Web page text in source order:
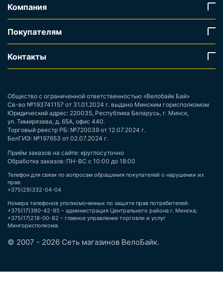
Компания
Покупателям
Контакты
Общество с ограниченной ответственностью «Велобайк Бай»
Св-во №193741157 от 31.01.2024 г. выдано Минским горисполкомом
Юридический адрес: 220035, Республика Беларусь, г. Минск,
ул. Тимирязева, д. 65А, офис 440.
Торговый реестр РБ: №720039 от 12.07.2024 г.
БелГИЭ: №197653 от 02.07.2024 г.
Приём заказов на сайте: круглосуточно
Обработка заказов: ПН-ВС с 10:00 до 18:00
Телефон для связи по вопросам обращения покупателей о нарушении их
прав:
+375(29)332-04-04
Номера телефонов уполномоченных по защите прав потребителей:
+375(17)390-42-95 – администрация Центрального района г. Минска;
+375(17)218-00-82 – главное управление торговли и услуг
Мингорисполкома.
© 2007 - 2026 Сеть магазинов ВелоБайк.